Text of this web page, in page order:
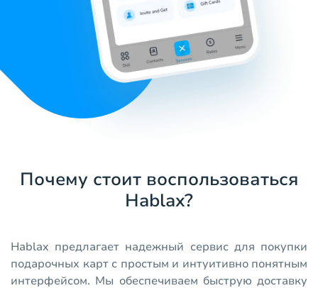
Почему стоит воспользоваться
Hablax?
Hablax предлагает надежный сервис для покупки
подарочных карт с простым и интуитивно понятным
интерфейсом. Мы обеспечиваем быструю доставку